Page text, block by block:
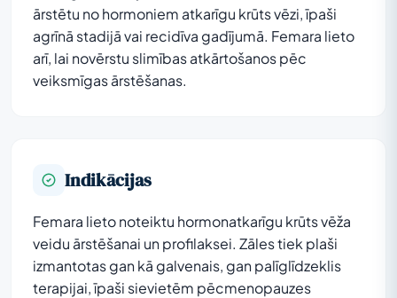
ārstētu no hormoniem atkarīgu krūts vēzi, īpaši
agrīnā stadijā vai recidīva gadījumā. Femara lieto
arī, lai novērstu slimības atkārtošanos pēc
veiksmīgas ārstēšanas.
Indikācijas
Femara lieto noteiktu hormonatkarīgu krūts vēža
veidu ārstēšanai un profilaksei. Zāles tiek plaši
izmantotas gan kā galvenais, gan palīglīdzeklis
terapijai, īpaši sievietēm pēcmenopauzes